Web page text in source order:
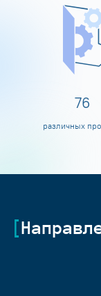
80
различных